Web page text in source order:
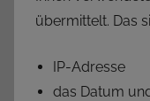
übermittelt. Das
IP-Adresse
das Datum